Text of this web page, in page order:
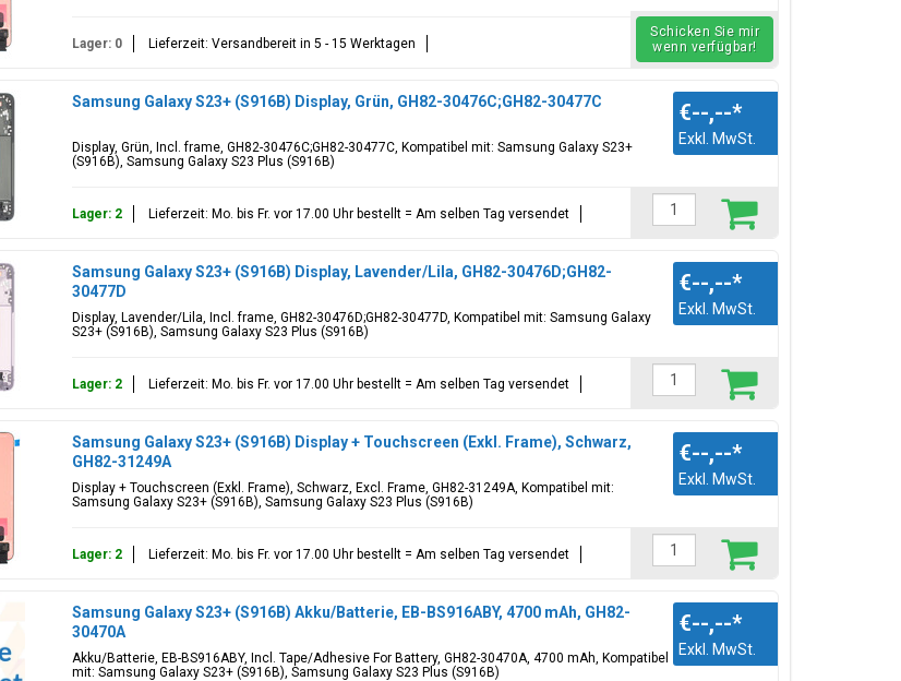
Lager: 0 Lieferzeit: Versandbereit in 5 - 15 Werktagen
Schicken Sie mir
wenn verfügbar!
Samsung Galaxy S23+ (S916B) Display, Grün, GH82-30476C;GH82-30477C
Display, Grün, Incl. frame, GH82-30476C;GH82-30477C, Kompatibel mit: Samsung Galaxy S23+
(S916B), Samsung Galaxy S23 Plus (S916B)
€--,--*
Exkl. MwSt.
Lager: 2 Lieferzeit: Mo. bis Fr. vor 17.00 Uhr bestellt = Am selben Tag versendet
Samsung Galaxy S23+ (S916B) Display, Lavender/Lila, GH82-30476D;GH82-
30477D
Display, Lavender/Lila, Incl. frame, GH82-30476D;GH82-30477D, Kompatibel mit: Samsung Galaxy
S23+ (S916B), Samsung Galaxy S23 Plus (S916B)
€--,--*
Exkl. MwSt.
Lager: 2 Lieferzeit: Mo. bis Fr. vor 17.00 Uhr bestellt = Am selben Tag versendet
Samsung Galaxy S23+ (S916B) Display + Touchscreen (Exkl. Frame), Schwarz,
GH82-31249A
Display + Touchscreen (Exkl. Frame), Schwarz, Excl. Frame, GH82-31249A, Kompatibel mit:
Samsung Galaxy S23+ (S916B), Samsung Galaxy S23 Plus (S916B)
€--,--*
Exkl. MwSt.
Lager: 2 Lieferzeit: Mo. bis Fr. vor 17.00 Uhr bestellt = Am selben Tag versendet
Samsung Galaxy S23+ (S916B) Akku/Batterie, EB-BS916ABY, 4700 mAh, GH82-
30470A
Akku/Batterie, EB-BS916ABY, Incl. Tape/Adhesive For Battery, GH82-30470A, 4700 mAh, Kompatibel
mit: Samsung Galaxy S23+ (S916B), Samsung Galaxy S23 Plus (S916B)
€--,--*
Exkl. MwSt.